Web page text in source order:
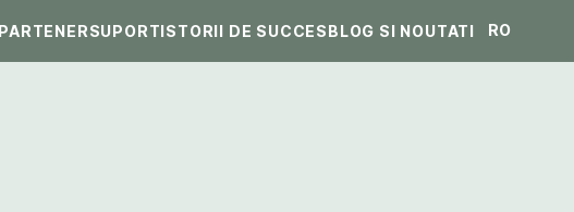
SUPORTISTORII DE SUCCESBLOG SI NOUTATI RO